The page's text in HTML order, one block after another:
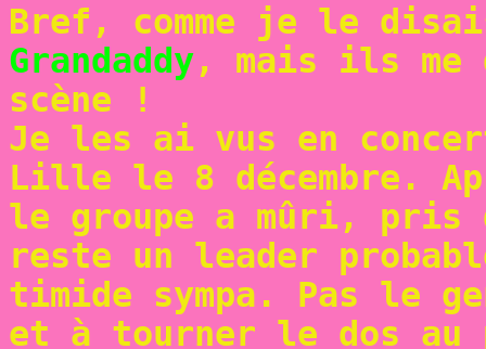
Bref, comme je le
Grandaddy, mais ils me
scène !
Je les ai vus en
Lille le 8 décembre.
le groupe a mûri, pris
reste un leader
timide sympa. Pas le
et à tourner le dos